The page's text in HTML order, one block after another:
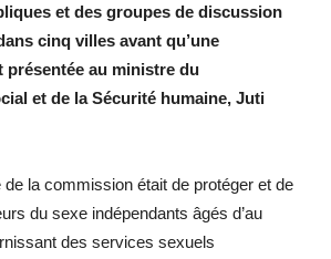
et des groupes de discussion
cinq villes avant qu’une
au ministre du
et de la Sécurité humaine, Juti
de la commission était de protéger et de
du sexe indépendants âgés d’au
des services sexuels